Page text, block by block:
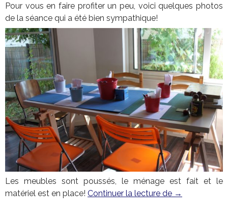
Pour vous en faire profiter un peu, voici quelques photos
de la séance qui a été bien sympathique!
Les meubles sont poussés, le ménage est fait et le
matériel est en place! Continuer la lecture de L’atelier du
→